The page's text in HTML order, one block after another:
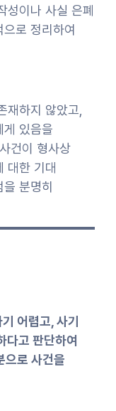
성이나 사실 은폐
로 정리하여
재하지 않았고,
게 있음을
건이 형사상
대한 기대
분명히
어렵고, 사기
다고 판단하여
으로 사건을